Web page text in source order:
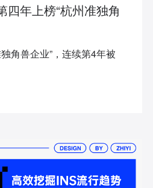
四年上榜“杭州准独角
角兽企业”，连续第4年被